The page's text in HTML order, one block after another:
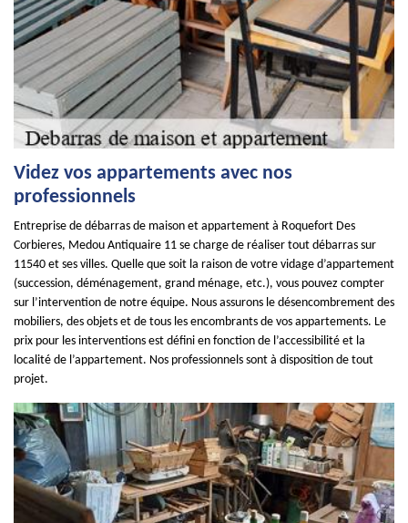
Videz vos appartements avec nos
professionnels
Entreprise de débarras de maison et appartement à Roquefort Des
Corbieres, Medou Antiquaire 11 se charge de réaliser tout débarras sur
11540 et ses villes. Quelle que soit la raison de votre vidage d’appartement
(succession, déménagement, grand ménage, etc.), vous pouvez compter
sur l’intervention de notre équipe. Nous assurons le désencombrement des
mobiliers, des objets et de tous les encombrants de vos appartements. Le
prix pour les interventions est défini en fonction de l’accessibilité et la
localité de l’appartement. Nos professionnels sont à disposition de tout
projet.